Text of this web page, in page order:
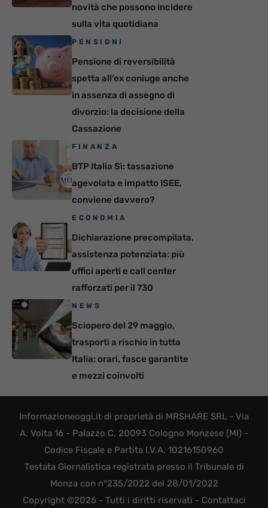
novità che possono incidere
sulla vita quotidiana
PENSIONI
Pensione di reversibilità
spetta all’ex coniuge anche
in assenza di assegno di
divorzio: la decisione della
Cassazione
FINANZA
BTP Italia Sì: tassazione
agevolata e impatto ISEE,
conviene davvero?
ECONOMIA
Dichiarazione precompilata,
assistenza potenziata: più
uffici aperti e call center
rafforzati per il 730
NEWS
Sciopero del 29 maggio,
trasporti a rischio in tutta
Italia: orari, fasce garantite
e mezzi coinvolti
Informazioneoggi.it di proprietà di MRSHARE SRL - Via
A. Volta 16 - Palazzo C, 20093 Cologno Monzese (MI) -
Codice Fiscale e Partita I.V.A. 10216150960
Testata Giornalistica registrata presso il Tribunale di
Monza con n°235/2022 del 28/01/2022
Copyright ©2026 - Tutti i diritti riservati - Contattaci